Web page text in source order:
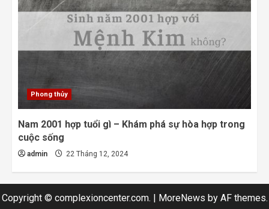
Phong thủy
Nam 2001 hợp tuổi gì – Khám phá sự hòa hợp trong
cuộc sống
admin 22 Tháng 12, 2024
Copyright © complexioncenter.com. | MoreNews by AF themes.